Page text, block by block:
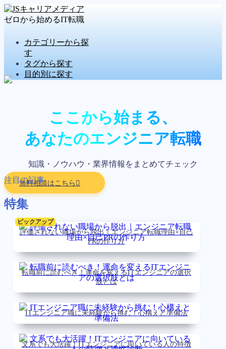
ゼロから始めるIT転職
カテゴリから探す
タグから探す
目的別に探す
今すぐ「無料相談」▶▶▶
カテゴリーから探
す
タグから探す
目的別に探す
ここから始まる、
あなたのエンジニア転職
知識・ノウハウ・業界情報をまとめてチェック
無料相談はこちら
注目の記事
特集
ピックアップ
評価されない職場から脱出｜エンジニア転職理由×自己
PRの作り方
転職前に読むべき！運命を変えるITエンジニアの選択
肢とは
ITエンジニア職に未経験から挑む！心構えと準備法
文系でも大活躍！ITエンジニアに向いている人の特徴